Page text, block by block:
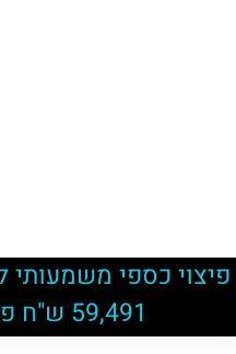
פיצוי כספי
59,491 ש"ח פיצויים!